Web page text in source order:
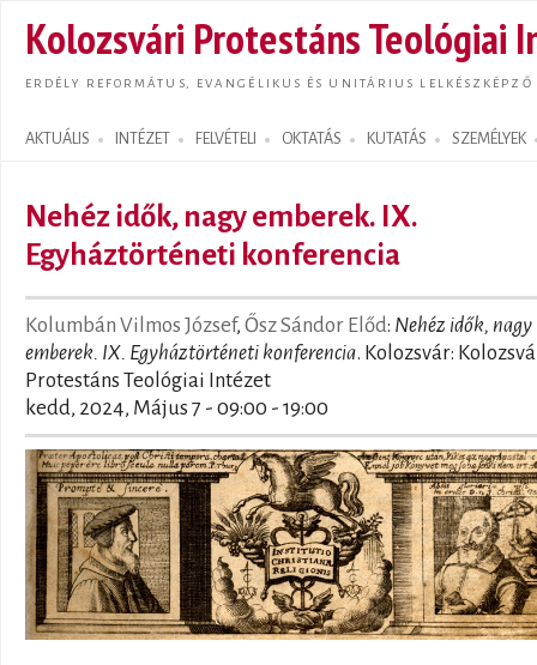
Kolozsvári Protestáns Teológiai
ERDÉLY REFORMÁTUS, EVANGÉLIKUS ÉS UNITÁRIUS LELKÉSZKÉPZŐ
AKTUÁLIS INTÉZET FELVÉTELI OKTATÁS KUTATÁS SZEMÉLYEK
Search form
Nehéz idők, nagy emberek. IX.
Egyháztörténeti konferencia
Kolumbán Vilmos József, Ősz Sándor Előd: Nehéz idők, nagy
emberek. IX. Egyháztörténeti konferencia. Kolozsvár:
Protestáns Teológiai Intézet
kedd, 2024, Május 7 - 09:00 - 19:00